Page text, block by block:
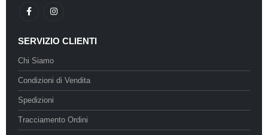
SERVIZIO CLIENTI
Chi Siamo
Condizioni di Vendita
Spedizioni
Tracciamento Ordini